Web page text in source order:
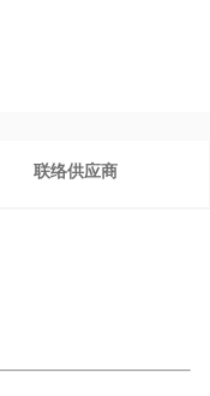
联络供应商